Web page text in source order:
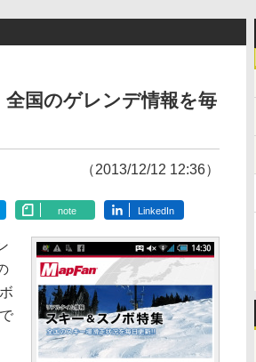
全国のゲレンデ情報を毎
（2013/12/12 12:36）
note LinkedIn